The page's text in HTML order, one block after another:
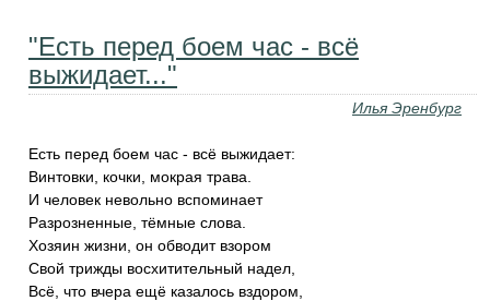
"Есть перед боем час - всё
выжидает..."
Илья Эренбург
Есть перед боем час - всё выжидает:
Винтовки, кочки, мокрая трава.
И человек невольно вспоминает
Разрозненные, тёмные слова.
Хозяин жизни, он обводит взором
Свой трижды восхитительный надел,
Всё, что вчера ещё казалось вздором,